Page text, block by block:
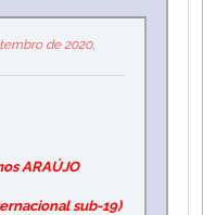
de 2020,
ARAÚJO
sub-19)